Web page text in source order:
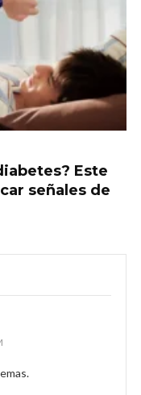
Este
señales de